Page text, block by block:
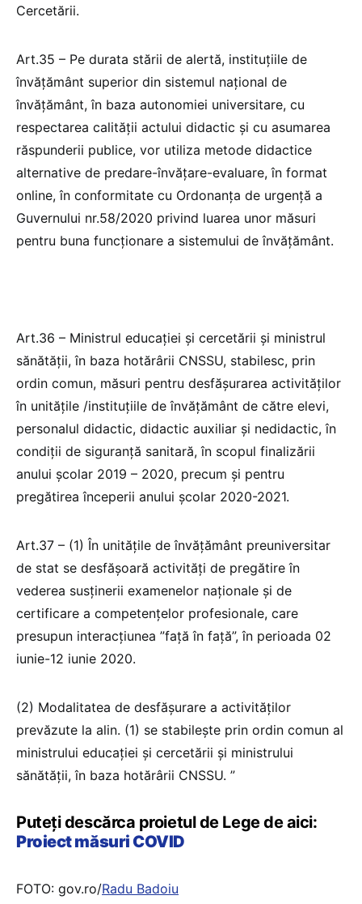
Cercetării.
Art.35 – Pe durata stării de alertă, instituțiile de
învăţământ superior din sistemul naţional de
învăţământ, în baza autonomiei universitare, cu
respectarea calităţii actului didactic şi cu asumarea
răspunderii publice, vor utiliza metode didactice
alternative de predare-învăţare-evaluare, în format
online, în conformitate cu Ordonanța de urgență a
Guvernului nr.58/2020 privind luarea unor măsuri
pentru buna funcționare a sistemului de învățământ.
Art.36 – Ministrul educaţiei şi cercetării şi ministrul
sănătății, în baza hotărârii CNSSU, stabilesc, prin
ordin comun, măsuri pentru desfăşurarea activităţilor
în unităţile /instituțiile de învăţământ de către elevi,
personalul didactic, didactic auxiliar și nedidactic, în
condiţii de siguranţă sanitară, în scopul finalizării
anului școlar 2019 – 2020, precum şi pentru
pregătirea începerii anului şcolar 2020-2021.
Art.37 – (1) În unitățile de învățământ preuniversitar
de stat se desfășoară activități de pregătire în
vederea susținerii examenelor naționale și de
certificare a competențelor profesionale, care
presupun interacțiunea ”față în față”, în perioada 02
iunie-12 iunie 2020.
(2) Modalitatea de desfășurare a activităților
prevăzute la alin. (1) se stabilește prin ordin comun al
ministrului educației și cercetării și ministrului
sănătății, în baza hotărârii CNSSU. ”
Puteți descărca proietul de Lege de aici:
Proiect măsuri COVID
FOTO: gov.ro/Radu Badoiu